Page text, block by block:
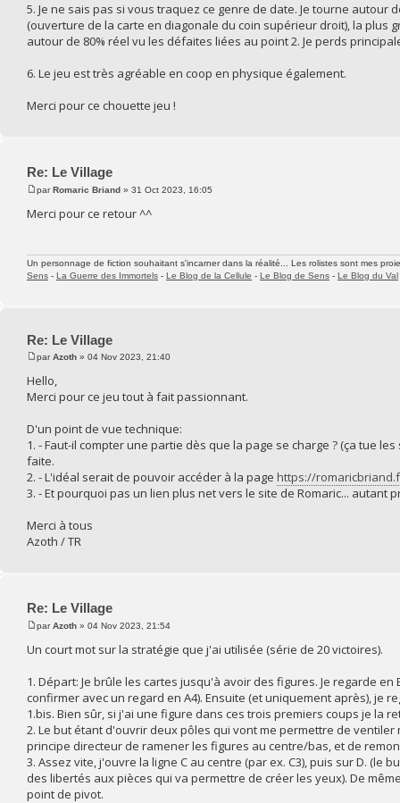
5. Je ne sais pas si vous traquez ce genre de date. Je tourne
(ouverture de la carte en diagonale du coin supérieur droit), la plus
autour de 80% réel vu les défaites liées au point 2. Je perds
6. Le jeu est très agréable en coop en physique également.
Merci pour ce chouette jeu !
Re: Le Village
parRomaric Briand » 31 Oct 2023, 16:05
Merci pour ce retour ^^
Un personnage de fiction souhaitant s'incarner dans la réalité... Les rolistes sont mes
Sens - La Guerre des Immortels - Le Blog de la Cellule - Le Blog de Sens - Le Blog du Val
Re: Le Village
parAzoth » 04 Nov 2023, 21:40
Hello,
Merci pour ce jeu tout à fait passionnant.
D'un point de vue technique:
1. - Faut-il compter une partie dès que la page se charge ? (ça tue
faite.
2. - L'idéal serait de pouvoir accéder à la page https://
3. - Et pourquoi pas un lien plus net vers le site de Romaric...
Merci à tous
Azoth / TR
Re: Le Village
parAzoth » 04 Nov 2023, 21:54
Un court mot sur la stratégie que j'ai utilisée (série de 20 victoires).
1. Départ: Je brûle les cartes jusqu'à avoir des figures. Je regarde
confirmer avec un regard en A4). Ensuite (et uniquement après), je
1.bis. Bien sûr, si j'ai une figure dans ces trois premiers coups je la
2. Le but étant d'ouvrir deux pôles qui vont me permettre de
principe directeur de ramener les figures au centre/bas, et de
3. Assez vite, j'ouvre la ligne C au centre (par ex. C3), puis sur D.
des libertés aux pièces qui va permettre de créer les yeux). De
point de pivot.